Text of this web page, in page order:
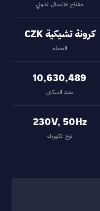
مفتاح الاتصال الدولي
كرونة تشيكية CZK
العمله
10,630,489
عدد السكان
230V, 50Hz
نوع الكهرباء